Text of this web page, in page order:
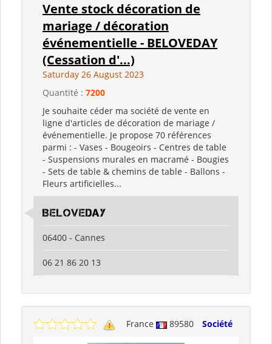
Vente stock décoration de
mariage / décoration
événementielle - BELOVEDAY
(Cessation d'...)
Saturday 26 August 2023
Quantité : 7200
Je souhaite céder ma société de vente en
ligne d'articles de décoration de mariage /
événementielle. Je propose 70 références
parmi : - Vases - Bougeoirs - Centres de table
- Suspensions murales en macramé - Bougies
- Sets de table & chemins de table - Ballons -
Fleurs artificielles...
BELOVEDAY
06400 - Cannes
06 21 86 20 13
France 89580 Société